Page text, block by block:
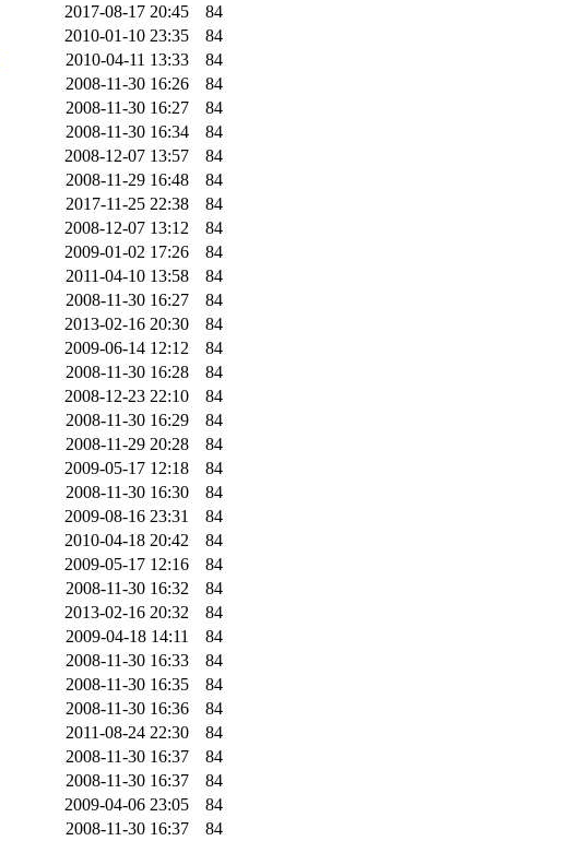
2017-08-17 20:45
84
2010-01-10 23:35
84
2010-04-11 13:33
84
2008-11-30 16:26
84
2008-11-30 16:27
84
2008-11-30 16:34
84
2008-12-07 13:57
84
2008-11-29 16:48
84
2017-11-25 22:38
84
2008-12-07 13:12
84
2009-01-02 17:26
84
2011-04-10 13:58
84
2008-11-30 16:27
84
2013-02-16 20:30
84
2009-06-14 12:12
84
2008-11-30 16:28
84
2008-12-23 22:10
84
2008-11-30 16:29
84
2008-11-29 20:28
84
2009-05-17 12:18
84
2008-11-30 16:30
84
2009-08-16 23:31
84
2010-04-18 20:42
84
2009-05-17 12:16
84
2008-11-30 16:32
84
2013-02-16 20:32
84
2009-04-18 14:11
84
2008-11-30 16:33
84
2008-11-30 16:35
84
2008-11-30 16:36
84
2011-08-24 22:30
84
2008-11-30 16:37
84
2008-11-30 16:37
84
2009-04-06 23:05
84
2008-11-30 16:37
84